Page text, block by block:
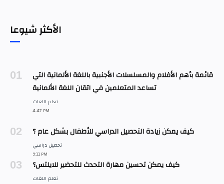
الأكثر شيوعا
قائمة بأهم الأفلام والمسلسلات الأجنبية باللغة الألمانية التي
تساعد المتعلمين في اتقان اللغة الألمانية
كيف يمكن زيادة التحصيل الدراسي للأطفال بشكل عام ؟
كيف يمكن تحسين مهارة التحدث للتحضير للايلتس؟